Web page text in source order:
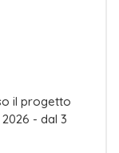
il progetto
- dal 3